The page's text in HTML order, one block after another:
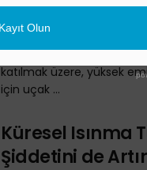
29 AĞUSTOS 2019
New York’ta Birleşmiş
Eylül tarihleri arasında
katılmak üzere, yüksek
için uçak ...
Küresel Isınma
Şiddetini de